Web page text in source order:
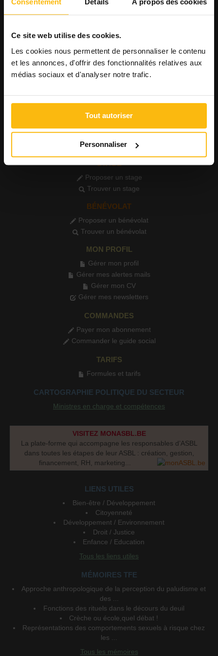
Consentement Détails À propos des cookies
Ce site web utilise des cookies.
Les cookies nous permettent de personnaliser le contenu
et les annonces, d'offrir des fonctionnalités relatives aux
médias sociaux et d'analyser notre trafic.
Tout autoriser
Personnaliser
Consulter les offres
AGENDA
Publier un événement
Consulter l'agenda
FORMATIONS
Voir les formations
PETITES ANNONCES
Publier une annonce
Consulter les annonces
STAGE
Proposer un stage
Trouver un stage
BÉNÉVOLAT
Proposer un bénévolat
Trouver un bénévolat
MON PROFIL
Gérer mon profil
Gérer mes alertes mails
Gérer mon CV
Gérer mes newsletters
COMMANDES
Payer mon abonnement
Commander le guide social
TARIFS
Formules et tarifs
CARTOGRAPHIE POLITIQUE DU SECTEUR
Ministres en charge et compétences
VISITEZ MONASBL.BE
La plate-forme qui accompagne les responsables d’ASBL
dans toutes les étapes de leur ASBL : création, gestion,
financement, RH, marketing...
LIENS UTILES
Bien-être / Développement
Citoyenneté
Développement / Environnement
Droit / Justice
Enfance / Education
Tous les liens utiles
MÉMOIRES TFE
Approche anthropologique de la perception du paludisme et
des ...
Fonctions des rituels dans le décours du deuil
Crèche ou école,quel débat !
Représentations des comportements sexuels à risque chez
les ...
Tous les mémoires